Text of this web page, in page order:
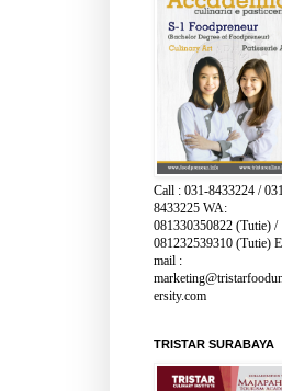
Call : 031-8433224 /
8433225 WA:
081330350822 (Tutie) /
081232539310 (Tutie)
mail :
ersity.com
TRISTAR SURABAYA